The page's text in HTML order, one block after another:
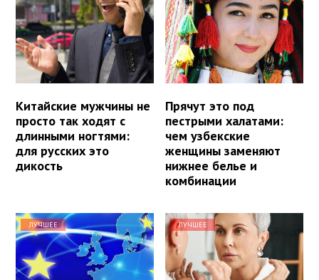
Китайские мужчины не
просто так ходят с
длинными ногтями:
для русских это
дикость
Прячут это под
пестрыми халатами:
чем узбекские
женщины заменяют
нижнее белье и
комбинации
ЛУЧШЕЕ ЛУЧШЕЕ